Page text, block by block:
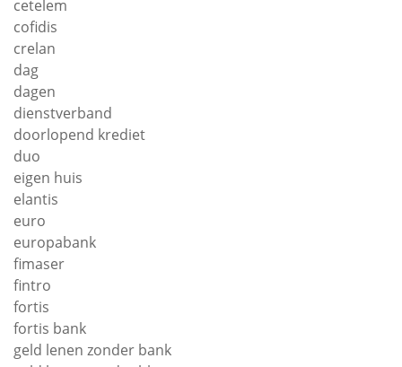
cetelem
cofidis
crelan
dag
dagen
dienstverband
doorlopend krediet
duo
eigen huis
elantis
euro
europabank
fimaser
fintro
fortis
fortis bank
geld lenen zonder bank